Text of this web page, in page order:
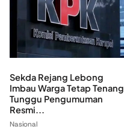
Sekda Rejang Lebong
Imbau Warga Tetap Tenang,
Tunggu Pengumuman
Resmi...
Nasional